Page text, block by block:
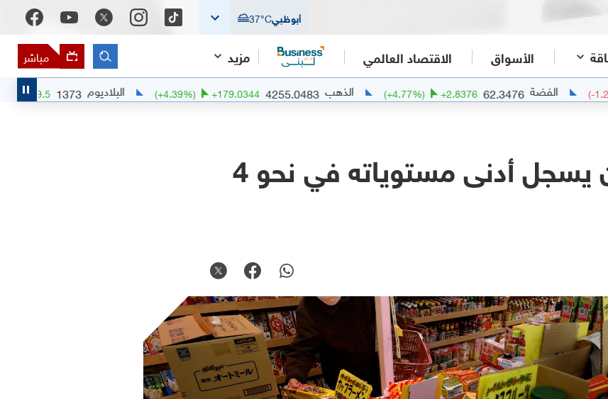
أبوظبي 37°C
الأسواق الاقتصاد العالمي مزيد مباشر
الفضة 62.3476
+2.8376
(+4.77%) الذهب 4255.0483
+179.0344
(+4.39%) البلاديوم 1373
+19.5
+1.44%)
التضخم في اليابان يسجل أدنى مستوياته في نحو 4